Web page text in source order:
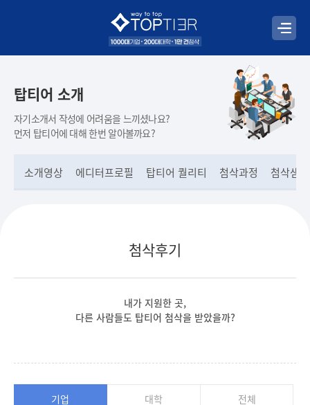
탑티어 소개
자기소개서 작성에 어려움을 느끼셨나요?
먼저 탑티어에 대해 한번 알아볼까요?
소개영상 에디터프로필 탑티어 퀄리티 첨삭과정 첨삭샘플
첨삭후기
내가 지원한 곳,
다른 사람들도 탑티어 첨삭을 받았을까?
기업 대학 전체